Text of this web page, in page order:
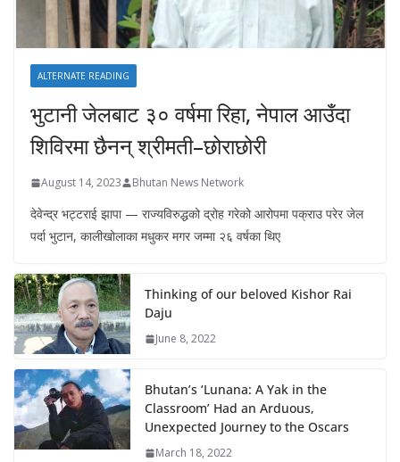
ALTERNATE READING
भुटानी जेलबाट ३० वर्षमा रिहा‚ नेपाल आउँदा
शिविरमा छैनन् श्रीमती–छोराछोरी
August 14, 2023 Bhutan News Network
देवेन्द्र भट्टराई झापा — राज्यविरुद्धको द्रोह गरेको आरोपमा पक्राउ परेर जेल
पर्दा भुटान, कालीखोलाका मधुकर मगर जम्मा २६ वर्षका थिए
Thinking of our beloved Kishor Rai
Daju
June 8, 2022
Bhutan’s ‘Lunana: A Yak in the
Classroom’ Had an Arduous,
Unexpected Journey to the Oscars
March 18, 2022